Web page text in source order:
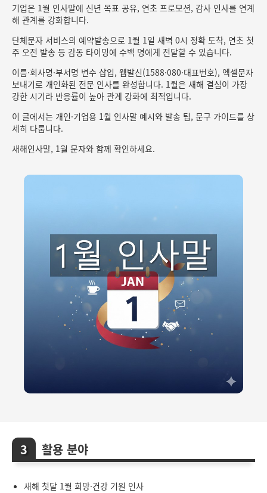
기업은 1월 인사말에 신년 목표 공유, 연초 프로모션, 감사 인사를 연계
해 관계를 강화합니다.
단체문자 서비스의 예약발송으로 1월 1일 새벽 0시 정확 도착, 연초 첫
주 오전 발송 등 감동 타이밍에 수백 명에게 전달할 수 있습니다.
이름·회사명·부서명 변수 삽입, 웹발신(1588·080·대표번호), 엑셀문자
보내기로 개인화된 전문 인사를 완성합니다. 1월은 새해 결심이 가장
강한 시기라 반응률이 높아 관계 강화에 최적입니다.
이 글에서는 개인·기업용 1월 인사말 예시와 발송 팁, 문구 가이드를 상
세히 다룹니다.
새해인사말, 1월 문자와 함께 확인하세요.
활용 분야
새해 첫달 1월 희망·건강 기원 인사